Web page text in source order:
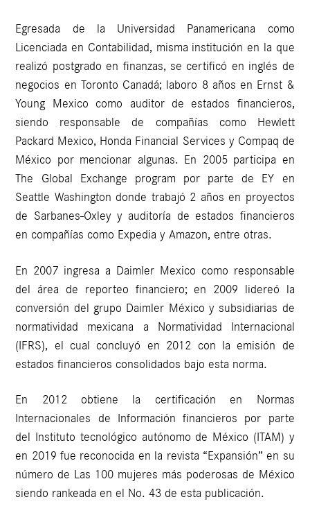
Egresada de la Universidad Panamericana como
Licenciada en Contabilidad, misma institución en la que
realizó postgrado en finanzas, se certificó en inglés de
negocios en Toronto Canadá; laboro 8 años en Ernst &
Young Mexico como auditor de estados financieros,
siendo responsable de compañías como Hewlett
Packard Mexico, Honda Financial Services y Compaq de
México por mencionar algunas. En 2005 participa en
The Global Exchange program por parte de EY en
Seattle Washington donde trabajó 2 años en proyectos
de Sarbanes-Oxley y auditoría de estados financieros
en compañías como Expedia y Amazon, entre otras.
En 2007 ingresa a Daimler Mexico como responsable
del área de reporteo financiero; en 2009 lidereó la
conversión del grupo Daimler México y subsidiarias de
normatividad mexicana a Normatividad Internacional
(IFRS), el cual concluyó en 2012 con la emisión de
estados financieros consolidados bajo esta norma.
En 2012 obtiene la certificación en Normas
Internacionales de Información financieros por parte
del Instituto tecnológico autónomo de México (ITAM) y
en 2019 fue reconocida en la revista “Expansión” en su
número de Las 100 mujeres más poderosas de México
siendo rankeada en el No. 43 de esta publicación.